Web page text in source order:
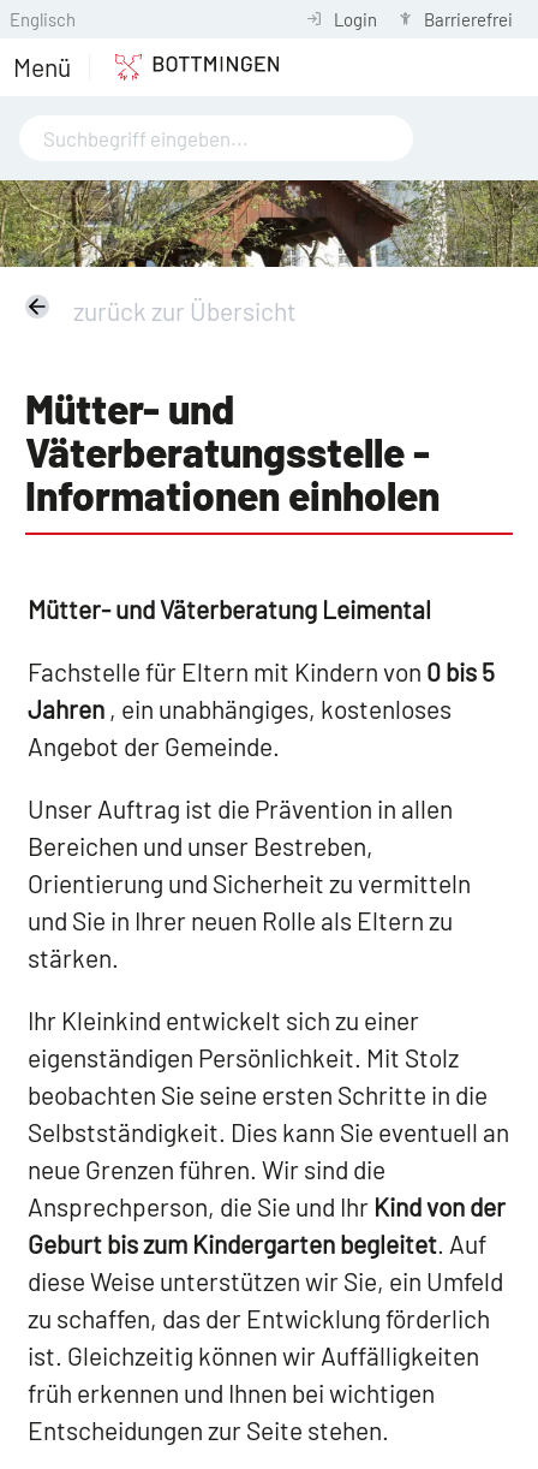
Englisch Login Barrierefrei
Menü
zurück zur Übersicht
Mütter- und
Väterberatungsstelle -
Informationen einholen
Mütter- und Väterberatung Leimental
Fachstelle für Eltern mit Kindern von 0 bis 5
Jahren , ein unabhängiges, kostenloses
Angebot der Gemeinde.
Unser Auftrag ist die Prävention in allen
Bereichen und unser Bestreben,
Orientierung und Sicherheit zu vermitteln
und Sie in Ihrer neuen Rolle als Eltern zu
stärken.
Ihr Kleinkind entwickelt sich zu einer
eigenständigen Persönlichkeit. Mit Stolz
beobachten Sie seine ersten Schritte in die
Selbstständigkeit. Dies kann Sie eventuell an
neue Grenzen führen. Wir sind die
Ansprechperson, die Sie und Ihr Kind von der
Geburt bis zum Kindergarten begleitet. Auf
diese Weise unterstützen wir Sie, ein Umfeld
zu schaffen, das der Entwicklung förderlich
ist. Gleichzeitig können wir Auffälligkeiten
früh erkennen und Ihnen bei wichtigen
Entscheidungen zur Seite stehen.